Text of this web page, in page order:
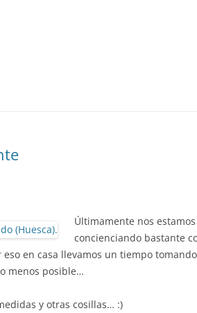
Últimamente nos estamos
concienciando bastante
en casa llevamos un tiempo tomando
menos posible…
y otras cosillas… :)